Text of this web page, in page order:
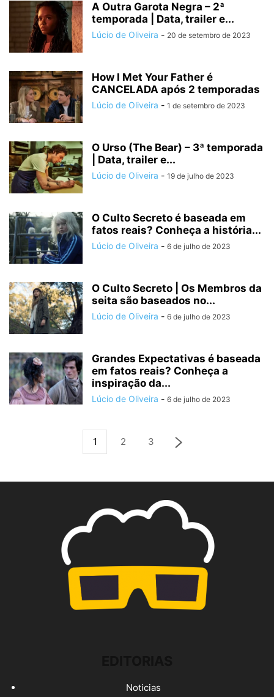
A Outra Garota Negra – 2ª
temporada | Data, trailer e...
Lúcio de Oliveira - 20 de setembro de 2023
How I Met Your Father é
CANCELADA após 2 temporadas
Lúcio de Oliveira - 1 de setembro de 2023
O Urso (The Bear) – 3ª temporada
| Data, trailer e...
Lúcio de Oliveira - 19 de julho de 2023
O Culto Secreto é baseada em
fatos reais? Conheça a história...
Lúcio de Oliveira - 6 de julho de 2023
O Culto Secreto | Os Membros da
seita são baseados no...
Lúcio de Oliveira - 6 de julho de 2023
Grandes Expectativas é baseada
em fatos reais? Conheça a
inspiração da...
Lúcio de Oliveira - 6 de julho de 2023
1 2 3
Noticias